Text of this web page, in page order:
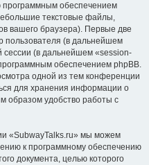
программным обеспечением
текстовые файлы,
вашего браузера). Первые две
пользователя (в дальнейшем
(в дальнейшем «session-
обеспечением phpBB.
одной из тем конференции
для хранения информации о
образом удобство работы с
«SubwayTalks.ru» мы можем
к программному обеспечению
документа, целью которого